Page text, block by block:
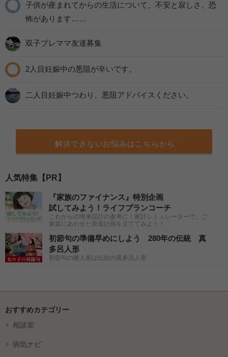
子供が産まれてからの生活について、不安と寂しさ、恐
怖があります……
双子プレママ友達募集
2人目妊娠中の悪阻が辛いです。
二人目妊娠中つわり、悪阻アドバイスください。
解決できないお悩みはこちらから
人気特集【PR】
『家族のファイナンス』特別企画
試してみよう！ライフプランコーチ
これからの将来設計の参考に！家計シミュレーターで、ご
家庭にあわせた資金計画を立ててみよう！
初節句の準備早めにしよう 280年の伝統 真
多呂人形
初節句の雛人形は伝統の真多呂人形
おすすめカテゴリー
相談室
病気ナビ